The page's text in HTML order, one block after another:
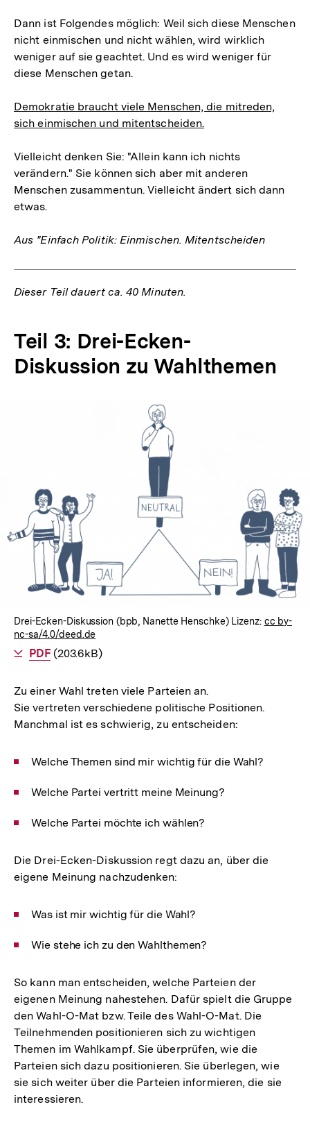
Dann ist Folgendes möglich: Weil sich diese Menschen
nicht einmischen und nicht wählen, wird wirklich
weniger auf sie geachtet. Und es wird weniger für
diese Menschen getan.
Demokratie braucht viele Menschen, die mitreden,
sich einmischen und mitentscheiden.
Vielleicht denken Sie: "Allein kann ich nichts
verändern." Sie können sich aber mit anderen
Menschen zusammentun. Vielleicht ändert sich dann
etwas.
Aus "Einfach Politik: Einmischen. Mitentscheiden
Dieser Teil dauert ca. 40 Minuten.
Teil 3: Drei-Ecken-
Diskussion zu Wahlthemen
Drei-Ecken-Diskussion (bpb, Nanette Henschke) Lizenz: cc by-
nc-sa/4.0/deed.de
Als
PDFherunterladen
(203.6kB)
Zu einer Wahl treten viele Parteien an.
Sie vertreten verschiedene politische Positionen.
Manchmal ist es schwierig, zu entscheiden:
Welche Themen sind mir wichtig für die Wahl?
Welche Partei vertritt meine Meinung?
Welche Partei möchte ich wählen?
Die Drei-Ecken-Diskussion regt dazu an, über die
eigene Meinung nachzudenken:
Was ist mir wichtig für die Wahl?
Wie stehe ich zu den Wahlthemen?
So kann man entscheiden, welche Parteien der
eigenen Meinung nahestehen. Dafür spielt die Gruppe
den Wahl-O-Mat bzw. Teile des Wahl-O-Mat. Die
Teilnehmenden positionieren sich zu wichtigen
Themen im Wahlkampf. Sie überprüfen, wie die
Parteien sich dazu positionieren. Sie überlegen, wie
sie sich weiter über die Parteien informieren, die sie
interessieren.